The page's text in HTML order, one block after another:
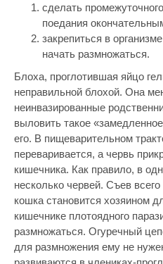
сделать
поедания
закрепиться в
начать размножаться.
Блоха, проглотившая яйцо
неправильной блохой. Она
неинвазированные
выловить такое
его. В пищеварительном
переваривается, а червь
кишечника. Как правило, в
несколько червей. Съев
кошка становится хозяином
кишечнике плотоядного
размножаться. Огуречный
для размножения ему не